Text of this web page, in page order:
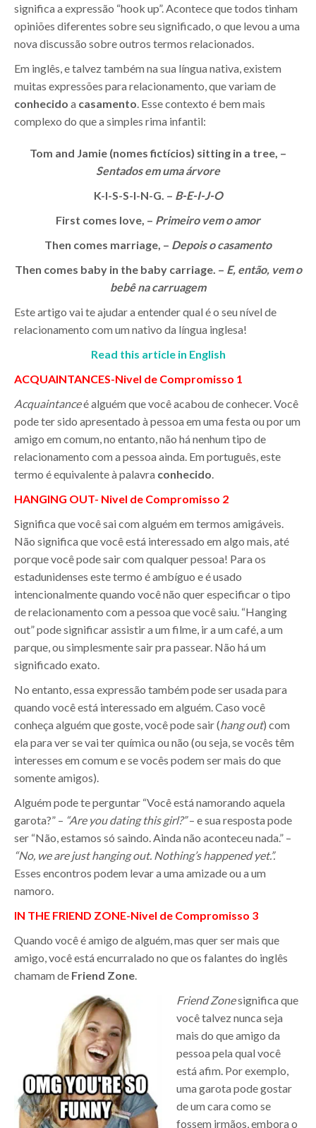
significa a expressão “hook up”. Acontece que todos tinham
opiniões diferentes sobre seu significado, o que levou a uma
nova discussão sobre outros termos relacionados.
Em inglês, e talvez também na sua língua nativa, existem
muitas expressões para relacionamento, que variam de
conhecido a casamento. Esse contexto é bem mais
complexo do que a simples rima infantil:
Tom and Jamie (nomes fictícios) sitting in a tree, –
Sentados em uma árvore
K-I-S-S-I-N-G. – B-E-I-J-O
First comes love, – Primeiro vem o amor
Then comes marriage, – Depois o casamento
Then comes baby in the baby carriage. – E, então, vem o
bebê na carruagem
Este artigo vai te ajudar a entender qual é o seu nível de
relacionamento com um nativo da língua inglesa!
Read this article in English
ACQUAINTANCES-Nivel de Compromisso 1
Acquaintanceé alguém que você acabou de conhecer. Você
pode ter sido apresentado à pessoa em uma festa ou por um
amigo em comum, no entanto, não há nenhum tipo de
relacionamento com a pessoa ainda. Em português, este
termo é equivalente à palavra conhecido.
HANGING OUT- Nivel de Compromisso 2
Significa que você sai com alguém em termos amigáveis.
Não significa que você está interessado em algo mais, até
porque você pode sair com qualquer pessoa! Para os
estadunidenses este termo é ambíguo e é usado
intencionalmente quando você não quer especificar o tipo
de relacionamento com a pessoa que você saiu. “Hanging
out” pode significar assistir a um filme, ir a um café, a um
parque, ou simplesmente sair pra passear. Não há um
significado exato.
No entanto, essa expressão também pode ser usada para
quando você está interessado em alguém. Caso você
conheça alguém que goste, você pode sair (hang out) com
ela para ver se vai ter química ou não (ou seja, se vocês têm
interesses em comum e se vocês podem ser mais do que
somente amigos).
Alguém pode te perguntar “Você está namorando aquela
garota?” – “Are you dating this girl?”– e sua resposta pode
ser “Não, estamos só saindo. Ainda não aconteceu nada.” –
“No, we are just hanging out. Nothing’s happened yet.”.
Esses encontros podem levar a uma amizade ou a um
namoro.
IN THE FRIEND ZONE-Nivel de Compromisso 3
Quando você é amigo de alguém, mas quer ser mais que
amigo, você está encurralado no que os falantes do inglês
chamam de Friend Zone.
Friend Zonesignifica que
você talvez nunca seja
mais do que amigo da
pessoa pela qual você
está afim. Por exemplo,
uma garota pode gostar
de um cara como se
fossem irmãos, embora o